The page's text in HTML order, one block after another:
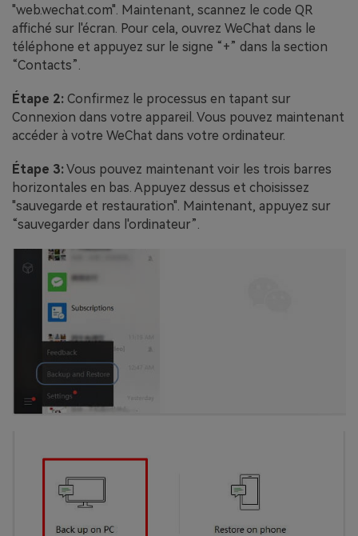
"web.wechat.com". Maintenant, scannez le code QR
affiché sur l'écran. Pour cela, ouvrez WeChat dans le
téléphone et appuyez sur le signe “+” dans la section
“Contacts”.
Étape 2: Confirmez le processus en tapant sur
Connexion dans votre appareil. Vous pouvez maintenant
accéder à votre WeChat dans votre ordinateur.
Étape 3:Vous pouvez maintenant voir les trois barres
horizontales en bas. Appuyez dessus et choisissez
"sauvegarde et restauration". Maintenant, appuyez sur
“sauvegarder dans l'ordinateur”.